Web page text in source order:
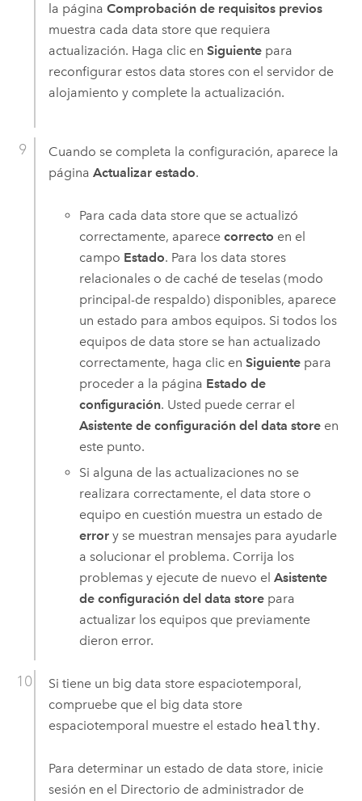
la página Comprobación de requisitos previos
muestra cada data store que requiera
actualización. Haga clic en Siguientepara
reconfigurar estos data stores con el servidor de
alojamiento y complete la actualización.
Cuando se completa la configuración, aparece la
página Actualizar estado.
Para cada data store que se actualizó
correctamente, aparececorrecto en el
campo Estado. Para los data stores
relacionales o de caché de teselas (modo
principal-de respaldo) disponibles, aparece
un estado para ambos equipos. Si todos los
equipos de data store se han actualizado
correctamente, haga clic enSiguiente para
proceder a la página Estado de
configuración. Usted puede cerrar el
Asistente de configuración del data store en
este punto.
Si alguna de las actualizaciones no se
realizara correctamente, el data store o
equipo en cuestión muestra un estado de
error y se muestran mensajes para ayudarle
a solucionar el problema. Corrija los
problemas y ejecute de nuevo elAsistente
de configuración del data store para
actualizar los equipos que previamente
dieron error.
Si tiene un big data store espaciotemporal,
compruebe que el big data store
espaciotemporal muestre el estado healthy.
Para determinar un estado de data store, inicie
sesión en el Directorio de administrador de